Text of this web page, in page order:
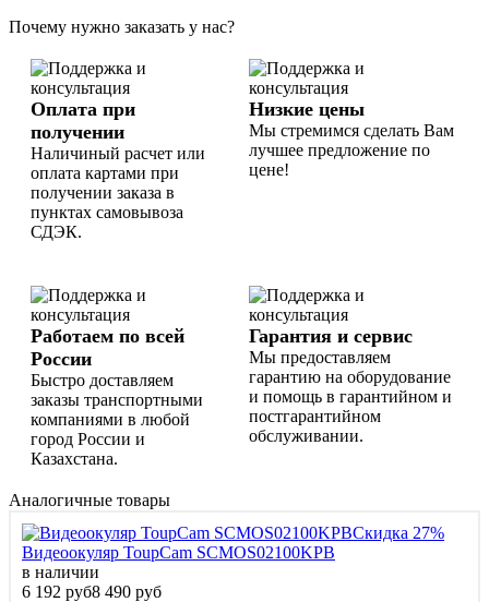
Почему нужно заказать у нас?
Оплата при
получении
Наличиный расчет или
оплата картами при
получении заказа в
пунктах самовывоза
СДЭК.
Низкие цены
Мы стремимся сделать Вам
лучшее предложение по
цене!
Работаем по всей
России
Быстро доставляем
заказы транспортными
компаниями в любой
город России и
Казахстана.
Гарантия и сервис
Мы предоставляем
гарантию на оборудование
и помощь в гарантийном и
постгарантийном
обслуживании.
Аналогичные товары
Скидка 27%
Видеоокуляр ToupCam SCMOS02100KPB
в наличии
6 192 руб8 490 руб